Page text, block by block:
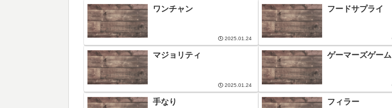
ワンチャン
2025.01.24
フードサプライ
マジョリティ
2025.01.24
ゲーマーズゲーム
手なり フィラー